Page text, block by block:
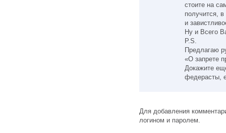
стоите на
получится,
и
Ну и Всего
P.S.
Предлагаю
«О запрете
Докажите
федерасты,
Для добавления
логином и паролем.